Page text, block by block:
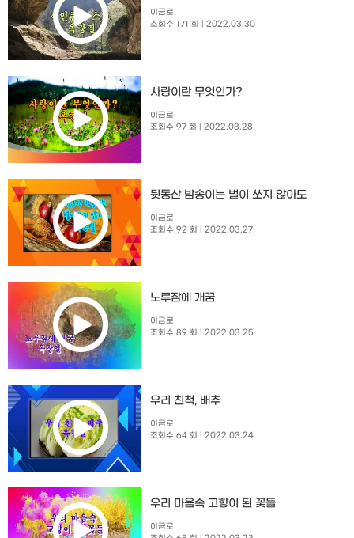
이금로
조회수 171 회
| 2022.03.30
사랑이란 무엇인가?
이금로
조회수 97 회
| 2022.03.28
뒷동산 밤송이는 벌이 쏘지 않아도
이금로
조회수 92 회
| 2022.03.27
노루잠에 개꿈
이금로
조회수 89 회
| 2022.03.25
우리 친척, 배추
이금로
조회수 64 회
| 2022.03.24
우리 마음속 고향이 된 꽃들
이금로